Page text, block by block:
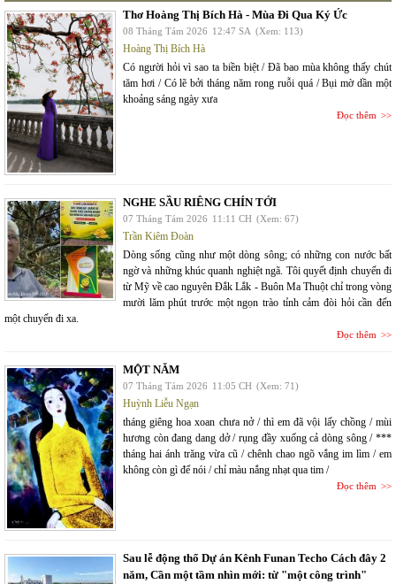
Thơ Hoàng Thị Bích Hà - Mùa Đi Qua Ký Ức
08 Tháng Tám 2026 12:47 SA (Xem: 113)
Hoàng Thị Bích Hà
Có người hỏi vì sao ta biền biệt / Đã bao mùa không thấy chút
tăm hơi / Có lẽ bởi tháng năm rong ruỗi quá / Bụi mờ dần một
khoảng sáng ngày xưa
Đọc thêm
NGHE SẦU RIÊNG CHÍN TỚI
07 Tháng Tám 2026 11:11 CH (Xem: 67)
Trần Kiêm Đoàn
Dòng sống cũng như một dòng sông; có những con nước bất
ngờ và những khúc quanh nghiệt ngã. Tôi quyết định chuyến đi
từ Mỹ về cao nguyên Đắk Lắk - Buôn Ma Thuột chỉ trong vòng
mười lăm phút trước một ngọn trào tỉnh cảm đòi hỏi cần đến
một chuyến đi xa.
Đọc thêm
MỘT NĂM
07 Tháng Tám 2026 11:05 CH (Xem: 71)
Huỳnh Liễu Ngạn
tháng giêng hoa xoan chưa nở / thì em đã vội lấy chồng / mùi
hương còn đang dang dở / rụng đầy xuống cả dòng sông / ***
tháng hai ánh trăng vừa cũ / chênh chao ngõ vắng im lìm / em
không còn gì để nói / chỉ màu nắng nhạt qua tim /
Đọc thêm
Sau lễ động thổ Dự án Kênh Funan Techo Cách đây 2
năm, Cần một tầm nhìn mới: từ "một công trình"